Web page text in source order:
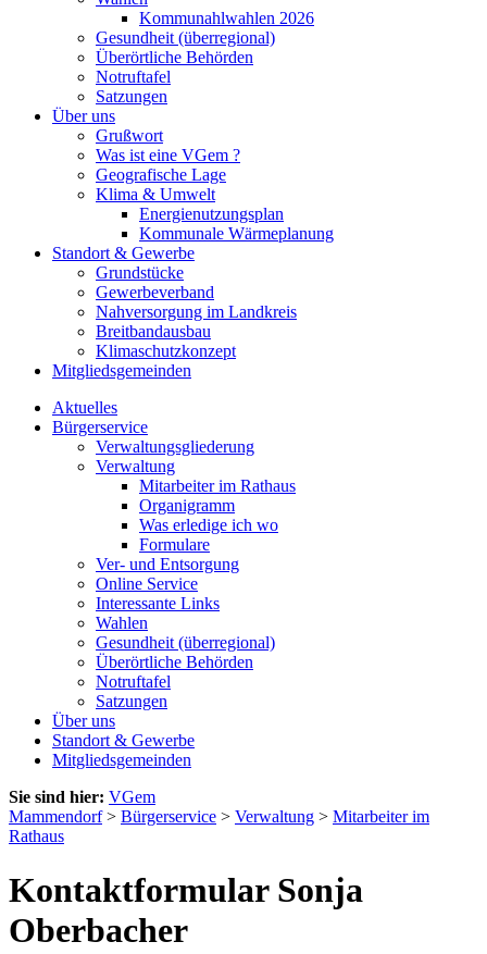
Kommunahlwahlen 2026
Gesundheit (überregional)
Überörtliche Behörden
Notruftafel
Satzungen
Über uns
Grußwort
Was ist eine VGem ?
Geografische Lage
Klima & Umwelt
Energienutzungsplan
Kommunale Wärmeplanung
Standort & Gewerbe
Grundstücke
Gewerbeverband
Nahversorgung im Landkreis
Breitbandausbau
Klimaschutzkonzept
Mitgliedsgemeinden
Aktuelles
Bürgerservice
Verwaltungsgliederung
Verwaltung
Mitarbeiter im Rathaus
Organigramm
Was erledige ich wo
Formulare
Ver- und Entsorgung
Online Service
Interessante Links
Wahlen
Gesundheit (überregional)
Überörtliche Behörden
Notruftafel
Satzungen
Über uns
Standort & Gewerbe
Mitgliedsgemeinden
Sie sind hier: VGem
Mammendorf> Bürgerservice > Verwaltung > Mitarbeiter im
Rathaus
Kontaktformular Sonja
Oberbacher